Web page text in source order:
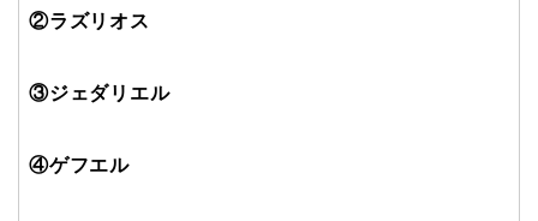
②ラズリオス
③ジェダリエル
④ゲフエル